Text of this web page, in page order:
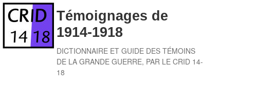
Skip
content
Témoignages de
1914-1918
DICTIONNAIRE ET GUIDE DES TÉMOINS
DE LA GRANDE GUERRE, PAR LE CRID 14-
18